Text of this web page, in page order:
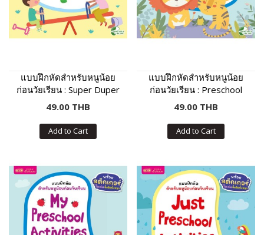
แบบฝึกหัดสำหรับหนูน้อย
ก่อนวัยเรียน : Super Duper
Activity Book
49.00 THB
Add to Cart
แบบฝึกหัดสำหรับหนูน้อย
ก่อนวัยเรียน : Preschool
Activity Book
49.00 THB
Add to Cart